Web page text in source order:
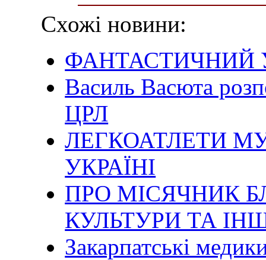
Схожі новини:
ФАНТАСТИЧНИЙ
Василь Васюта
ЦРЛ
ЛЕГКОАТЛЕТИ
УКРАЇНІ
ПРО МІСЯЧНИК
КУЛЬТУРИ ТА
Закарпатські